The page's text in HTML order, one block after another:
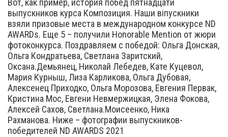
Вот, как пример, история побед пятнадцати
выпускников курса Композиция. Наши віпускники
взяли призовые места в международном конкурсе ND
AWARDs. Еще 5 – получили Honorable Mention от жюри
фотоконкурса. Поздравляем с победой: Ольга Донская,
Ольга Кондратьева, Светлана Заритский,
Оксана.Демьянец, Николай Лебедев, Кате Куцевол,
Мария Курныш, Лиза Карликова, Ольга Дубовая,
Алексенец Приходко, Ольга Морозова, Евгения Первак,
Кристина Мос, Евгени Невмержицкая, Элена Фокова,
Алексей Сахов, Светлана.Моисеенко, Ника
Рахманова. Ниже – фотографии выпускников-
победителей ND AWARDS 2021